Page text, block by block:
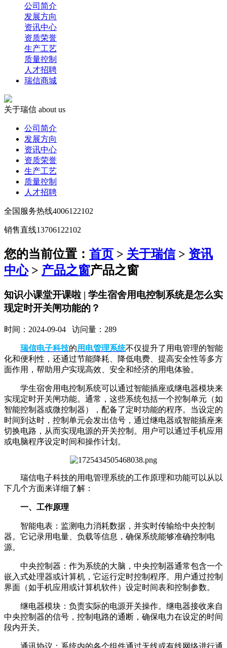
公司简介
发展方向
资讯中心
资质荣誉
生产工艺
质量控制
人才招聘
瑞信商城
关于瑞信 about us
公司简介
发展方向
资讯中心
资质荣誉
生产工艺
质量控制
人才招聘
全国服务热线4006122102
销售直线13706122102
您的当前位置： 首页 > 关于瑞信> 资讯
中心> 产品之窗产品之窗
知识小课堂开课啦 | 学生宿舍用电控制系统是怎么实
现定时开关闸功能的？
时间：2024-09-04 访问量：289
瑞信电子科技的用电管理系统不仅提升了用电管理的智能
化和便利性，还通过节能降耗、降低电费、提高安全性等多方
面作用，帮助用户实现高效、安全和经济的用电体验。
学生宿舍用电控制系统可以通过智能插座或继电器模块来
实现定时开关闸功能。通常，这些系统包括一个控制单元（如
智能控制器或微控制器），配备了定时功能的程序。当设定的
时间到达时，控制单元会发出信号，通过继电器或智能插座来
切换电路，从而实现电源的开关控制。用户可以通过手机应用
或电脑程序设定时间和操作计划。
瑞信电子科技的用电管理系统的工作原理和功能可以从以
下几个方面来详细了解：
一、工作原理
智能电表：监测电力消耗数据，并实时传输给中央控制
器。它记录用电量、负载等信息，确保系统能够准确控制电
源。
中央控制器：作为系统的大脑，中央控制器通常包含一个
嵌入式处理器或计算机，它运行定时控制程序。用户通过控制
界面（如手机应用或计算机软件）设定时间表和控制参数。
继电器模块：负责实际的电源开关操作。继电器接收来自
中央控制器的信号，控制电路的通断，确保电力在设定的时间
段内开关。
通讯协议：系统内的各个组件通过无线或有线网络进行通